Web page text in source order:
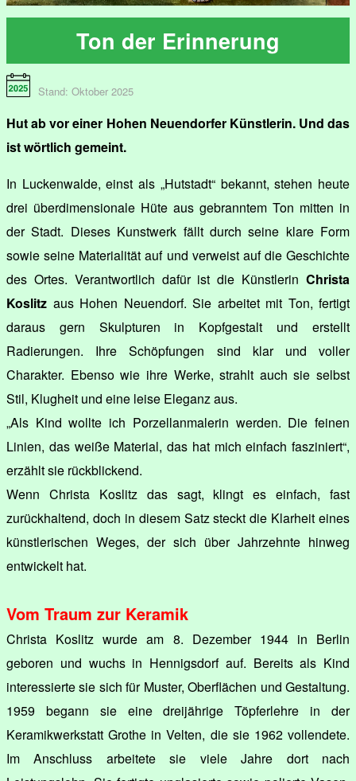
Ton der Erinnerung
Stand: Oktober 2025
Hut ab vor einer Hohen Neuendorfer Künstlerin. Und das
ist wörtlich gemeint.
In Luckenwalde, einst als „Hutstadt“ bekannt, stehen heute
drei überdimensionale Hüte aus gebranntem Ton mitten in
der Stadt. Dieses Kunstwerk fällt durch seine klare Form
sowie seine Materialität auf und verweist auf die Geschichte
des Ortes. Verantwortlich dafür ist die Künstlerin Christa
Koslitz aus Hohen Neuendorf. Sie arbeitet mit Ton, fertigt
daraus gern Skulpturen in Kopfgestalt und erstellt
Radierungen. Ihre Schöpfungen sind klar und voller
Charakter. Ebenso wie ihre Werke, strahlt auch sie selbst
Stil, Klugheit und eine leise Eleganz aus.
„Als Kind wollte ich Porzellanmalerin werden. Die feinen
Linien, das weiße Material, das hat mich einfach fasziniert“,
erzählt sie rückblickend.
Wenn Christa Koslitz das sagt, klingt es einfach, fast
zurückhaltend, doch in diesem Satz steckt die Klarheit eines
künstlerischen Weges, der sich über Jahrzehnte hinweg
entwickelt hat.
Vom Traum zur Keramik
Christa Koslitz wurde am 8. Dezember 1944 in Berlin
geboren und wuchs in Hennigsdorf auf. Bereits als Kind
interessierte sie sich für Muster, Oberflächen und Gestaltung.
1959 begann sie eine dreijährige Töpferlehre in der
Keramikwerkstatt Grothe in Velten, die sie 1962 vollendete.
Im Anschluss arbeitete sie viele Jahre dort nach